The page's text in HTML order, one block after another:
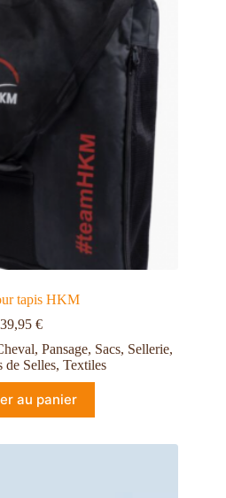
tapis HKM
39,95€
, Pansage, Sacs, Sellerie,
de Selles, Textiles
au panier